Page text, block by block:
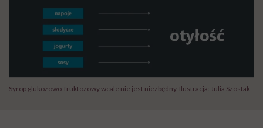
Syrop glukozowo-fruktozowy wcale nie jest niezbędny. Ilustracja: Julia Szostak